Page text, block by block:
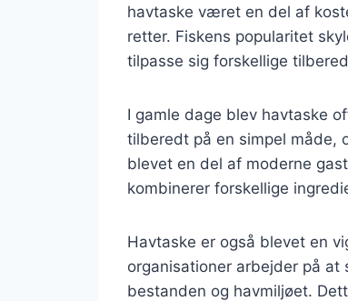
havtaske været en del af
retter. Fiskens popularitet
tilpasse sig forskellige
I gamle dage blev havtaske
tilberedt på en simpel måde,
blevet en del af moderne
kombinerer forskellige
Havtaske er også blevet en
organisationer arbejder på
bestanden og havmiljøet.